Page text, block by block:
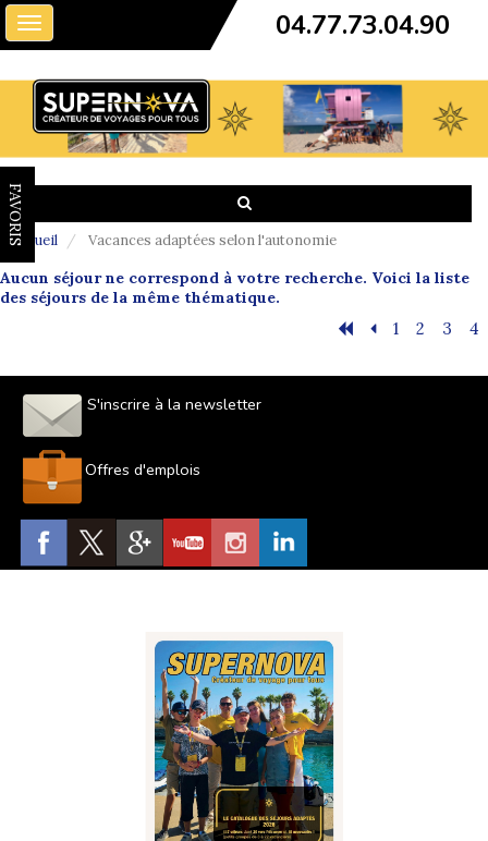
Toggle
navigation
04.77.73.04.90
FAVORIS
Accueil Vacances adaptées selon l'autonomie
Aucun séjour ne correspond à votre recherche. Voici la liste
des séjours de la même thématique.
1 2 3 4
S'inscrire à la newsletter
Offres d'emplois